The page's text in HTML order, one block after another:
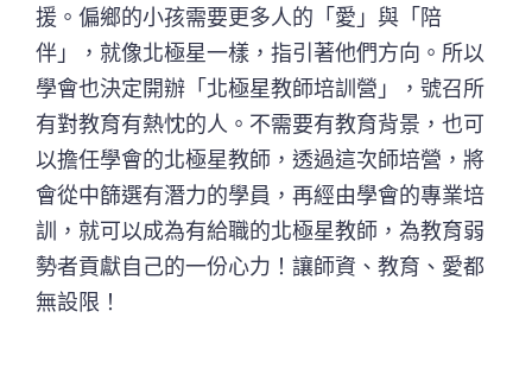
援。偏鄉的小孩需要更多人的「愛」與「陪
伴」，就像北極星一樣，指引著他們方向。所以
學會也決定開辦「北極星教師培訓營」，號召所
有對教育有熱忱的人。不需要有教育背景，也可
以擔任學會的北極星教師，透過這次師培營，將
會從中篩選有潛力的學員，再經由學會的專業培
訓，就可以成為有給職的北極星教師，為教育弱
勢者貢獻自己的一份心力！讓師資、教育、愛都
無設限！